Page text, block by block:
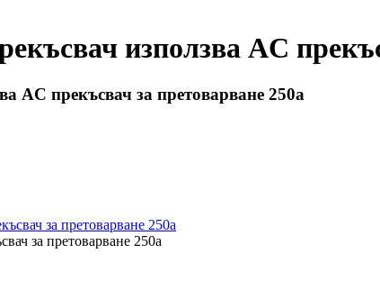
използва AC
AC прекъсвач за претоварване 250a
за претоварване 250a